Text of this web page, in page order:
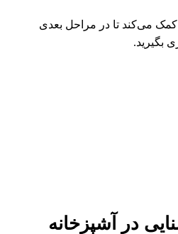
می‌کند تا در مراحل بعدی
بگیرید.
در آشپزخانه